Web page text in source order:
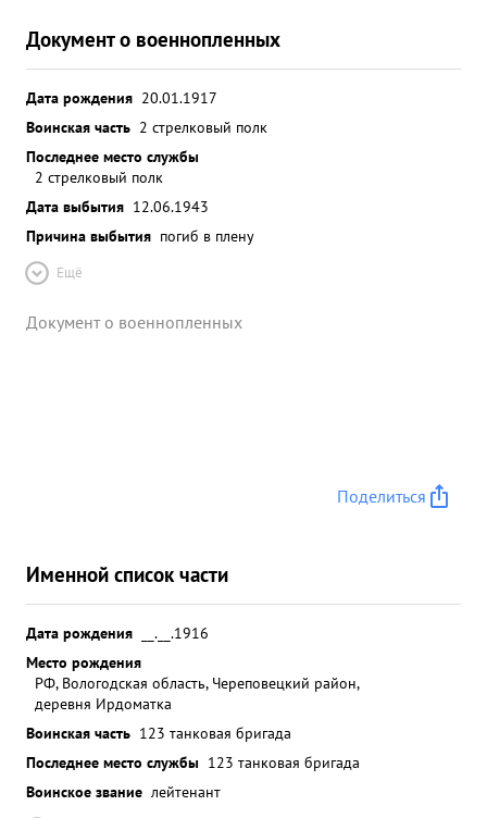
Документ о военнопленных
Дата рождения 20.01.1917
Воинская часть 2 стрелковый полк
Последнее место службы
2 стрелковый полк
Дата выбытия 12.06.1943
Причина выбытия погиб в плену
Ещё
Документ о военнопленных
Поделиться
Именной список части
Дата рождения
__.__.1916
Место рождения
РФ, Вологодская область, Череповецкий район,
деревня Ирдоматка
Воинская часть 123 танковая бригада
Последнее место службы 123 танковая бригада
Воинское звание лейтенант